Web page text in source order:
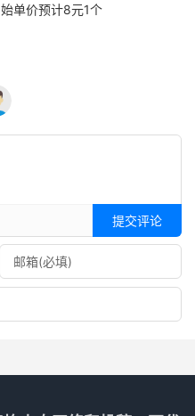
始单价预计8元1个
提交评论